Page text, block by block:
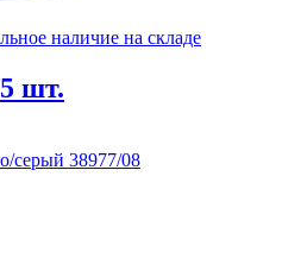
наличие на складе
5 шт.
серый 38977/08